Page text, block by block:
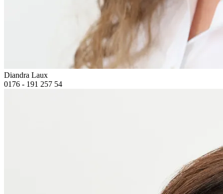
Diandra Laux
0176 - 191 257 54